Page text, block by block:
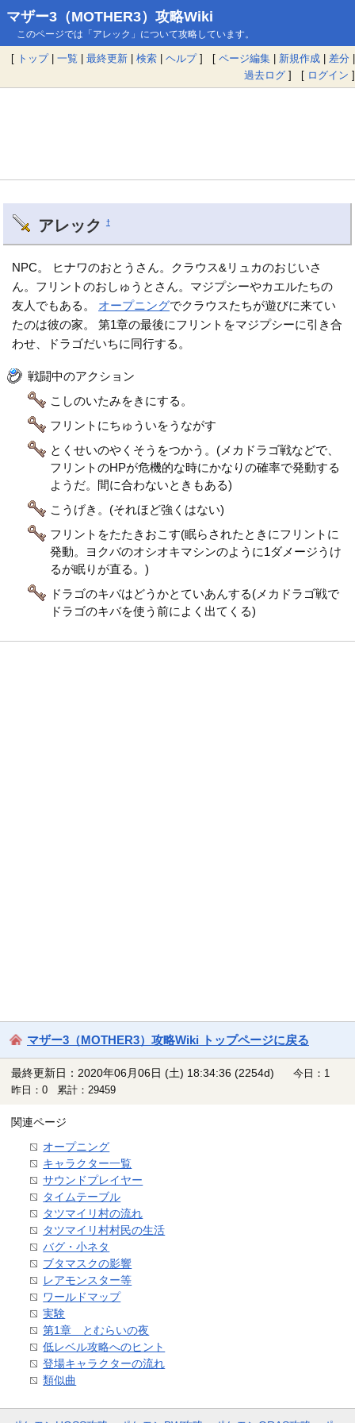
マザー3（MOTHER3）攻略Wiki
このページでは「アレック」について攻略しています。
[ トップ| 一覧 | 最終更新 | 検索 | ヘルプ] [ ページ編集 | 新規作成 | 差分 |
過去ログ ] [ ログイン ]
アレック †
NPC。 ヒナワのおとうさん。クラウス&リュカのおじいさ
ん。フリントのおしゅうとさん。マジプシーやカエルたちの
友人でもある。 オープニングでクラウスたちが遊びに来てい
たのは彼の家。 第1章の最後にフリントをマジプシーに引き合
わせ、ドラゴだいちに同行する。
戦闘中のアクション
こしのいたみをきにする。
フリントにちゅういをうながす
とくせいのやくそうをつかう。(メカドラゴ戦などで、
フリントのHPが危機的な時にかなりの確率で発動する
ようだ。間に合わないときもある)
こうげき。(それほど強くはない)
フリントをたたきおこす(眠らされたときにフリントに
発動。ヨクバのオシオキマシンのように1ダメージうけ
るが眠りが直る。)
ドラゴのキバはどうかとていあんする(メカドラゴ戦で
ドラゴのキバを使う前によく出てくる)
マザー3（MOTHER3）攻略Wiki トップページに戻る
最終更新日：2020年06月06日 (土) 18:34:36(2254d)
今日：1
昨日：0 累計：29459
関連ページ
オープニング
キャラクター一覧
サウンドプレイヤー
タイムテーブル
タツマイリ村の流れ
タツマイリ村村民の生活
バグ・小ネタ
ブタマスクの影響
レアモンスター等
ワールドマップ
実験
第1章 とむらいの夜
低レベル攻略へのヒント
登場キャラクターの流れ
類似曲